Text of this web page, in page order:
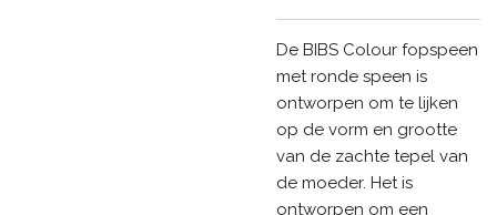
De BIBS Colour fopspeen
met ronde speen is
ontworpen om te lijken
op de vorm en grootte
van de zachte tepel van
de moeder. Het is
ontworpen om een